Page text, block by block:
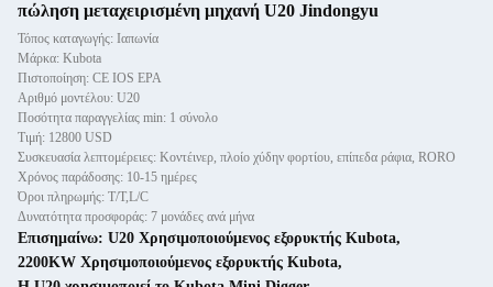
πώληση μεταχειρισμένη μηχανή U20 Jindongyu
Τόπος καταγωγής: Ιαπωνία
Μάρκα: Kubota
Πιστοποίηση: CE IOS EPA
Αριθμό μοντέλου: U20
Ποσότητα παραγγελίας min: 1 σύνολο
Τιμή: 12800 USD
Συσκευασία λεπτομέρειες: Κοντέινερ, πλοίο χύδην φορτίου, επίπεδα ράφια, RORO
Χρόνος παράδοσης: 10-15 ημέρες
Όροι πληρωμής: T/T,L/C
Δυνατότητα προσφοράς: 7 μονάδες ανά μήνα
Επισημαίνω: U20 Χρησιμοποιούμενος εξορυκτής Kubota,
2200KW Χρησιμοποιούμενος εξορυκτής Kubota,